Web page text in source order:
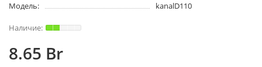
Модель: kanalD110
8.65 Br